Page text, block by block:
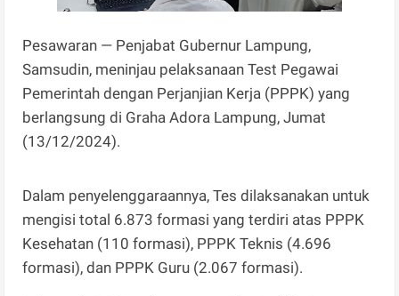
Pesawaran — Penjabat Gubernur Lampung,
Samsudin, meninjau pelaksanaan Test Pegawai
Pemerintah dengan Perjanjian Kerja (PPPK) yang
berlangsung di Graha Adora Lampung, Jumat
(13/12/2024).
Dalam penyelenggaraannya, Tes dilaksanakan untuk
mengisi total 6.873 formasi yang terdiri atas PPPK
Kesehatan (110 formasi), PPPK Teknis (4.696
formasi), dan PPPK Guru (2.067 formasi).